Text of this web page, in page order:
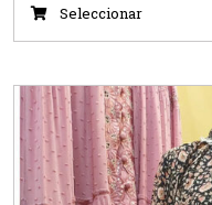
Seleccionar